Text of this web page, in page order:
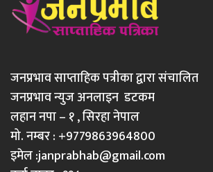
जनप्रभाव साप्ताहिक पत्रीका द्वारा संचालित
जनप्रभाव न्युज अनलाइन डटकम
लहान नपा – १ , सिरहा नेपाल
मो. नम्बर : +9779863964800
इमेल :janprabhab@gmail.com